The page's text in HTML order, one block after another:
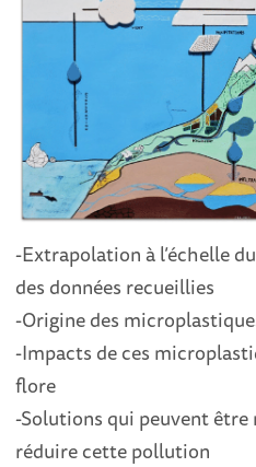
-Extrapolation à l’échelle
des données recueillies
-Origine des
-Impacts de ces
flore
-Solutions qui peuvent être
réduire cette pollution